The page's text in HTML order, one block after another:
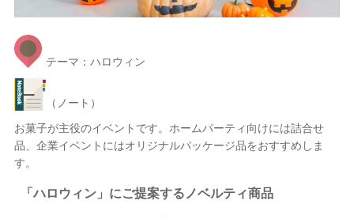
テーマ：ハロウィン
（ノート）
お菓子が主役のイベントです。ホームパーティ向けには詰合せ
品、企業イベントにはオリジナルパッケージ品をおすすめしま
す。
「ハロウィン」にご提案するノベルティ商品